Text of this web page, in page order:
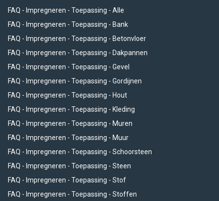
FAQ - Impregneren - Toepassing - Alle
FAQ - Impregneren - Toepassing - Bank
FAQ - Impregneren - Toepassing - Betonvloer
FAQ - Impregneren - Toepassing - Dakpannen
FAQ - Impregneren - Toepassing - Gevel
FAQ - Impregneren - Toepassing - Gordijnen
FAQ - Impregneren - Toepassing - Hout
FAQ - Impregneren - Toepassing - Kleding
FAQ - Impregneren - Toepassing - Muren
FAQ - Impregneren - Toepassing - Muur
FAQ - Impregneren - Toepassing - Schoorsteen
FAQ - Impregneren - Toepassing - Steen
FAQ - Impregneren - Toepassing - Stof
FAQ - Impregneren - Toepassing - Stoffen